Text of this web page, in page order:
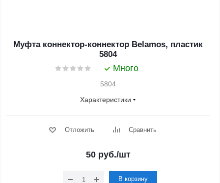
Муфта коннектор-коннектор Belamos, пластик
5804
Много
5804
Характеристики
Отложить Сравнить
50 руб./шт
В корзину